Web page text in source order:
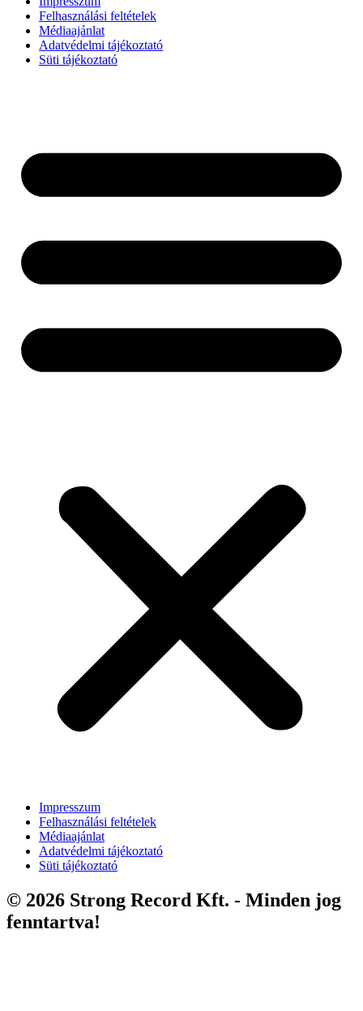
Felhasználási feltételek
Médiaajánlat
Adatvédelmi tájékoztató
Süti tájékoztató
Impresszum
Felhasználási feltételek
Médiaajánlat
Adatvédelmi tájékoztató
Süti tájékoztató
© 2026 Strong Record Kft. - Minden jog
fenntartva!